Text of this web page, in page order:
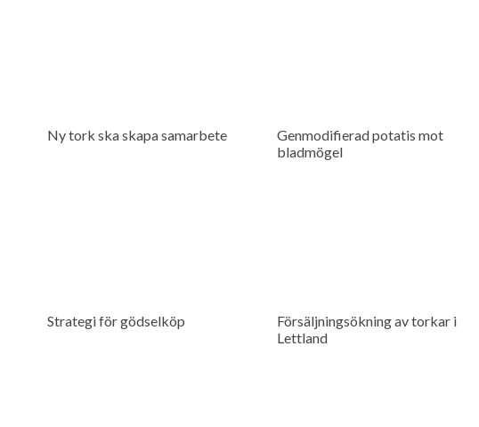
Ny tork ska skapa samarbete
Genmodifierad potatis mot
bladmögel
Strategi för gödselköp
Försäljningsökning av torkar i
Lettland